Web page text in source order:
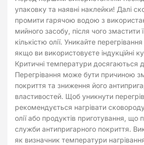
упаковку та наявні наклейки! Далі
промити гарячою водою з
мийного засобу, після чого змастити
кількістю олії. Уникайте
якщо ви використовуєте індукційні
Критичні температури досягаються
Перегрівання може бути причиною
покриття та зниження його
властивостей. Щоб уникнути
рекомендується нагрівати
олії або продуктів приготування, що
служби антипригарного покриття.
як визначник температури